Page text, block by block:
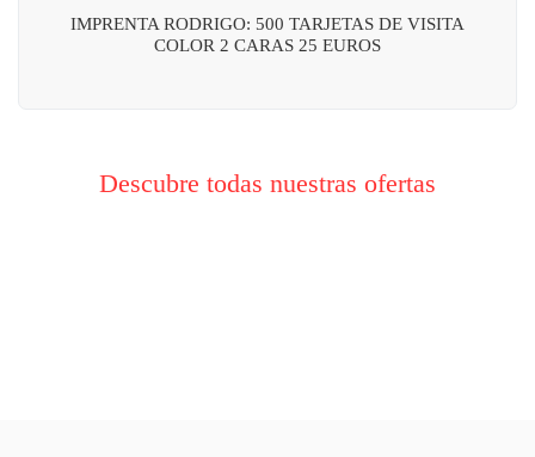
IMPRENTA RODRIGO: 500 TARJETAS DE VISITA
COLOR 2 CARAS 25 EUROS
Descubre todas nuestras ofertas